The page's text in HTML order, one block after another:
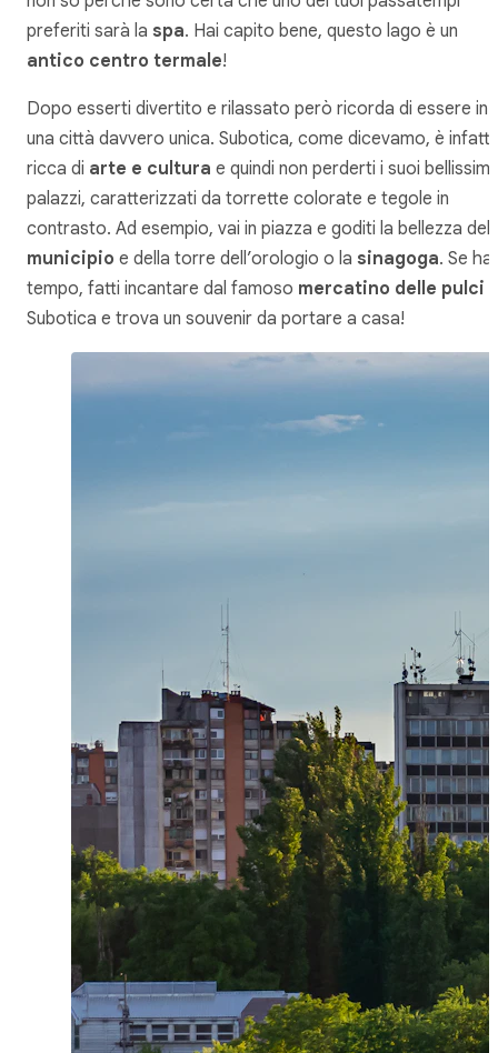
preferiti sarà la spa. Hai capito bene, questo lago è un
antico centro termale!
Dopo esserti divertito e rilassato però ricorda di essere in
una città davvero unica. Subotica, come dicevamo, è infatti
ricca di arte e cultura e quindi non perderti i suoi bellissimi
palazzi, caratterizzati da torrette colorate e tegole in
contrasto. Ad esempio, vai in piazza e goditi la bellezza del
municipio e della torre dell’orologio o la sinagoga. Se hai
tempo, fatti incantare dal famoso mercatino delle pulci
Subotica e trova un souvenir da portare a casa!